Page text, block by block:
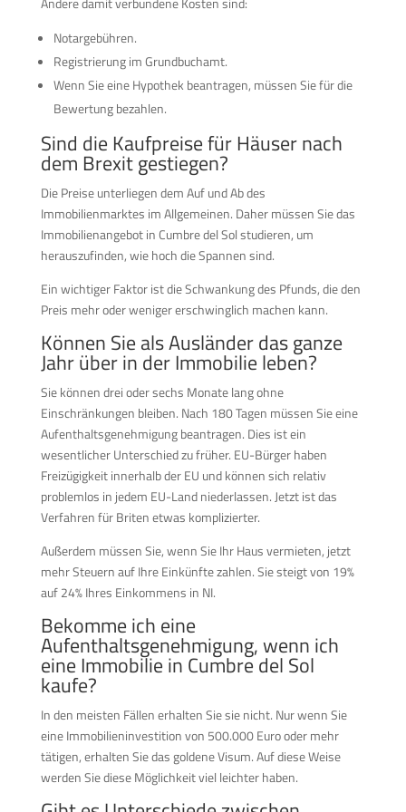
Notargebühren.
Registrierung im Grundbuchamt.
Wenn Sie eine Hypothek beantragen, müssen Sie für die
Bewertung bezahlen.
Sind die Kaufpreise für Häuser nach
dem Brexit gestiegen?
Die Preise unterliegen dem Auf und Ab des
Immobilienmarktes im Allgemeinen. Daher müssen Sie das
Immobilienangebot in Cumbre del Sol studieren, um
herauszufinden, wie hoch die Spannen sind.
Ein wichtiger Faktor ist die Schwankung des Pfunds, die den
Preis mehr oder weniger erschwinglich machen kann.
Können Sie als Ausländer das ganze
Jahr über in der Immobilie leben?
Sie können drei oder sechs Monate lang ohne
Einschränkungen bleiben. Nach 180 Tagen müssen Sie eine
Aufenthaltsgenehmigung beantragen. Dies ist ein
wesentlicher Unterschied zu früher. EU-Bürger haben
Freizügigkeit innerhalb der EU und können sich relativ
problemlos in jedem EU-Land niederlassen. Jetzt ist das
Verfahren für Briten etwas komplizierter.
Außerdem müssen Sie, wenn Sie Ihr Haus vermieten, jetzt
mehr Steuern auf Ihre Einkünfte zahlen. Sie steigt von 19%
auf 24% Ihres Einkommens in NI.
Bekomme ich eine
Aufenthaltsgenehmigung, wenn ich
eine Immobilie in Cumbre del Sol
kaufe?
In den meisten Fällen erhalten Sie sie nicht. Nur wenn Sie
eine Immobilieninvestition von 500.000 Euro oder mehr
tätigen, erhalten Sie das goldene Visum. Auf diese Weise
werden Sie diese Möglichkeit viel leichter haben.